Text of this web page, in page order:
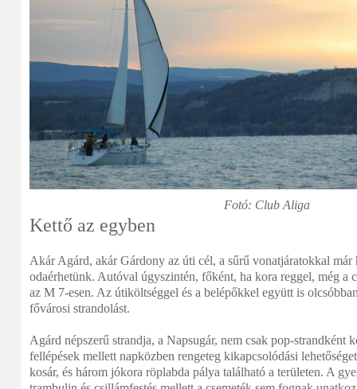
Fotó: Club Aliga
Kettő az egyben
Akár Agárd, akár Gárdony az úti cél, a sűrű vonatjáratokkal már
odaérhetünk. Autóval úgyszintén, főként, ha kora reggel, még a
az M 7-esen. Az útiköltséggel és a belépőkkel együtt is
fővárosi strandolást.
Agárd népszerű strandja, a Napsugár, nem csak pop-strandként
fellépések mellett napközben rengeteg kikapcsolódási
kosár, és három jókora röplabda pálya található a területen. A